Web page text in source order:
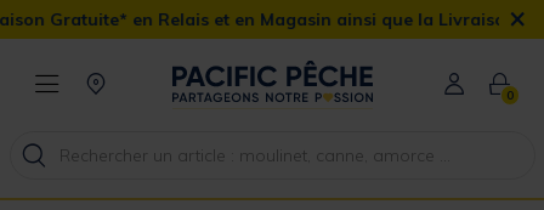
Gratuite* en Relais et en Magasin ainsi que la Livraison ×
0